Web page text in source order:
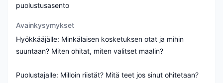
puolustusasento
Avainkysymykset
Hyökkääjälle: Minkälaisen kosketuksen otat ja mihin
suuntaan? Miten ohitat, miten valitset maalin?
Puolustajalle: Milloin riistät? Mitä teet jos sinut ohitetaan?